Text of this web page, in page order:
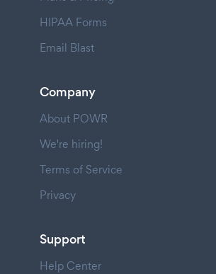
HIPAA Forms
Email Blast
Company
About POWR
We're hiring!
Terms of Service
Privacy
Support
Help Center